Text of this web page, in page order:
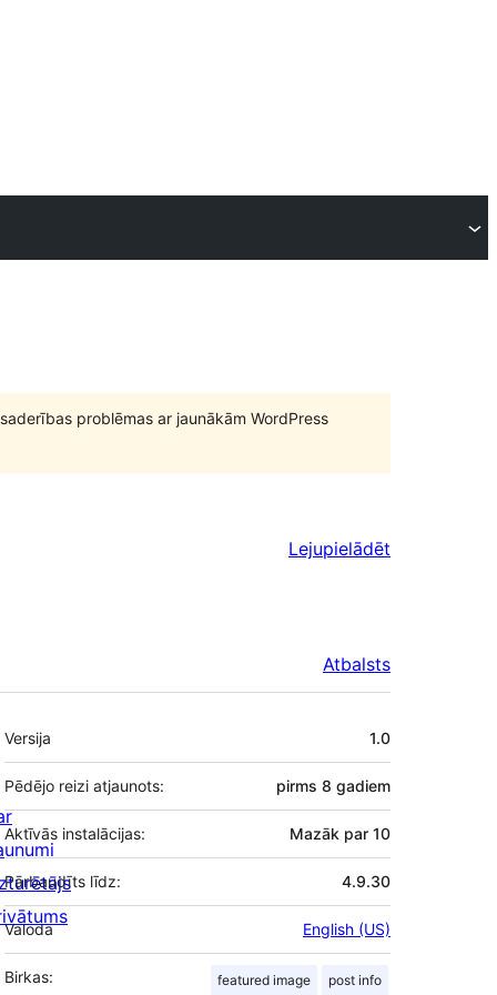
problēmas ar jaunākām WordPress
Lejupielādēt
Atbalsts
Meta
Versija 1.0
Pēdējo reizi atjaunots: pirms 8 gadiem
Aktīvās instalācijas: Mazāk par 10
Pārbaudīts līdz: 4.9.30
Valoda English (US)
Birkas: featured image post info